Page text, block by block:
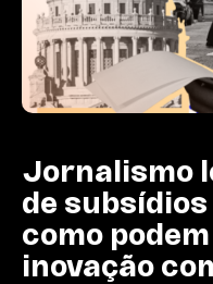
Jornalismo
de
como
inovação